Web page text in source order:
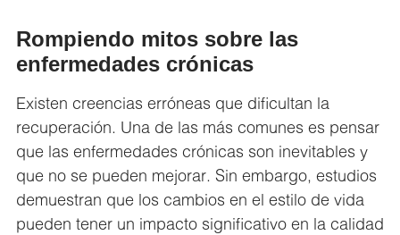
Rompiendo mitos sobre las
enfermedades crónicas
Existen creencias erróneas que dificultan la
recuperación. Una de las más comunes es pensar
que las enfermedades crónicas son inevitables y
que no se pueden mejorar. Sin embargo, estudios
demuestran que los cambios en el estilo de vida
pueden tener un impacto significativo en la calidad